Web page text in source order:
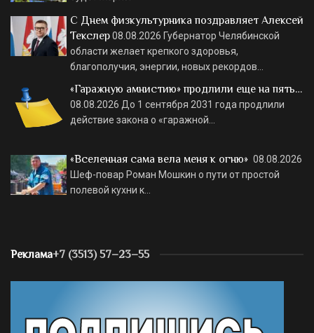
С Днем физкультурника поздравляет Алексей
Текслер08.08.2026 Губернатор Челябинской
области желает крепкого здоровья,
благополучия, энергии, новых рекордов…
«Гаражную амнистию» продлили еще на пять…
08.08.2026 До 1 сентября 2031 года продлили
действие закона о «гаражной…
«Вселенная сама вела меня к огню» 08.08.2026
Шеф-повар Роман Мошкин о пути от простой
полевой кухни к…
Реклама+7 (3513) 57–23–55